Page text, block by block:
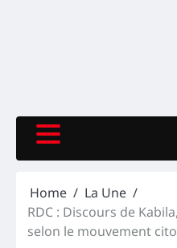
Home
La Une
RDC : Discours de
selon le mouvement